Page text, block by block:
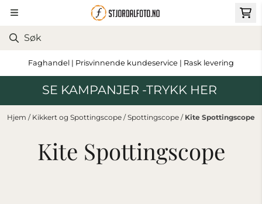
Hopp til innhold
Faghandel | Prisvinnende kundeservice | Rask levering
SE KAMPANJER -TRYKK HER
Hjem / Kikkert og Spottingscope /Spottingscope / Kite Spottingscope
Kite Spottingscope